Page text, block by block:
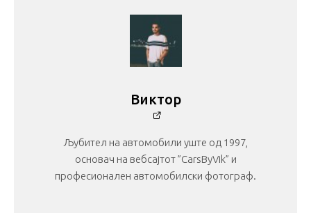
Виктор
Љубител на автомобили уште од 1997,
основач на вебсајтот ”CarsByVik” и
професионален автомобилски фотограф.